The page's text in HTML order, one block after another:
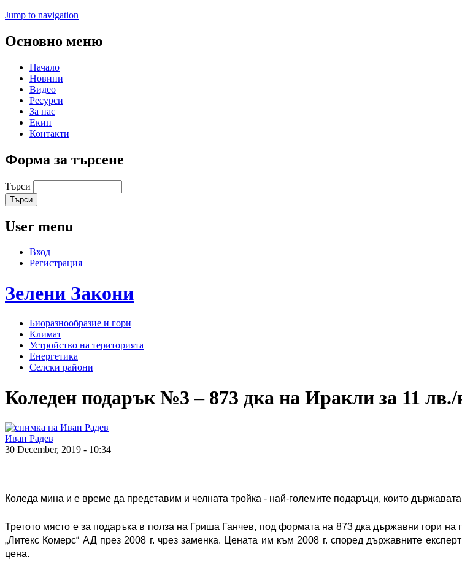
Jump to navigation
Основно меню
Начало
Новини
Видео
Ресурси
За нас
Екип
Контакти
Форма за търсене
Търси
User menu
Вход
Регистрация
Зелени Закони
Биоразнообразие и гори
Климат
Устройство на територията
Енергетика
Селски райони
Коледен подарък №3 – 873 дка на Иракли за 11
Иван Радев
30 December, 2019 - 10:34
Коледа мина и е време да представим и челната тройка - най-големите подаръци, които
Третото място е за подаръка в полза на Гриша Ганчев, под формата на 873 дка държавни гори
„Литекс Комерс“ АД през 2008 г. чрез заменка. Цената им към 2008 г. според държавните
цена.